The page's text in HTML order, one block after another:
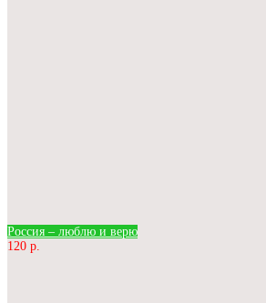
Россия – люблю и верю
120 р.